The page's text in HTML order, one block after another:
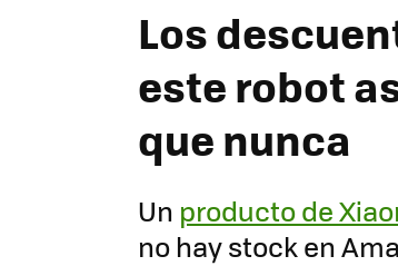
Los
este robot
que nunca
Un producto de
no hay stock en